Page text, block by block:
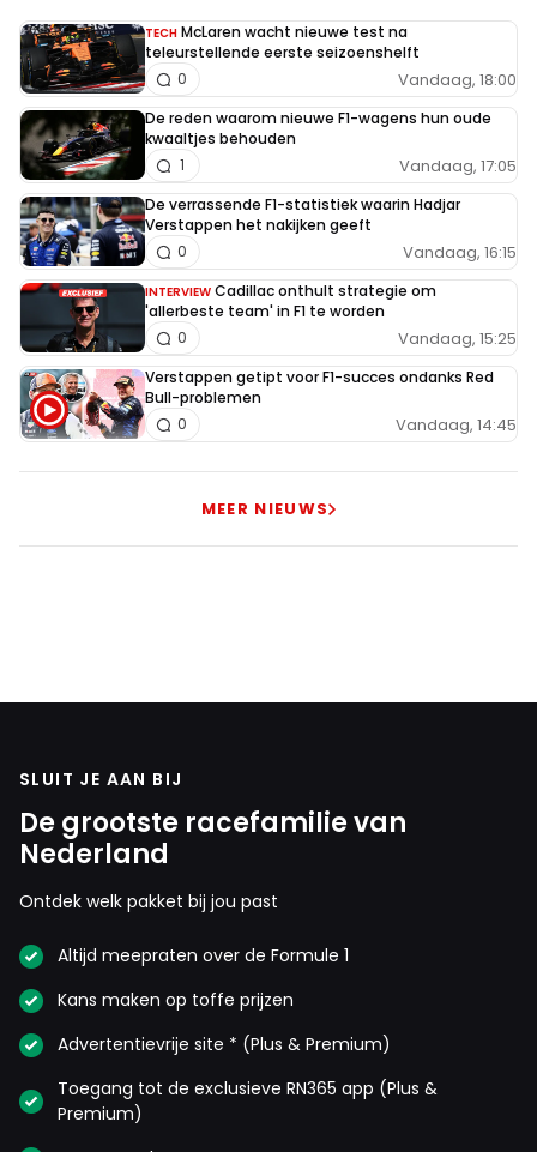
TECH McLaren wacht nieuwe test na
teleurstellende eerste seizoenshelft
Vandaag, 18:00
0
De reden waarom nieuwe F1-wagens hun oude
kwaaltjes behouden
Vandaag, 17:05
1
De verrassende F1-statistiek waarin Hadjar
Verstappen het nakijken geeft
Vandaag, 16:15
0
INTERVIEW Cadillac onthult strategie om
'allerbeste team' in F1 te worden
Vandaag, 15:25
0
Verstappen getipt voor F1-succes ondanks Red
Bull-problemen
Vandaag, 14:45
0
MEER NIEUWS
SLUIT JE AAN BIJ
De grootste racefamilie van
Nederland
Ontdek welk pakket bij jou past
Altijd meepraten over de Formule 1
Kans maken op toffe prijzen
Advertentievrije site * (Plus & Premium)
Toegang tot de exclusieve RN365 app (Plus &
Premium)